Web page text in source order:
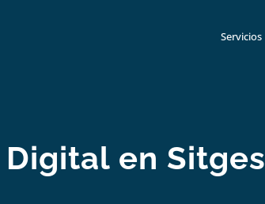
Servicios
en Sitges